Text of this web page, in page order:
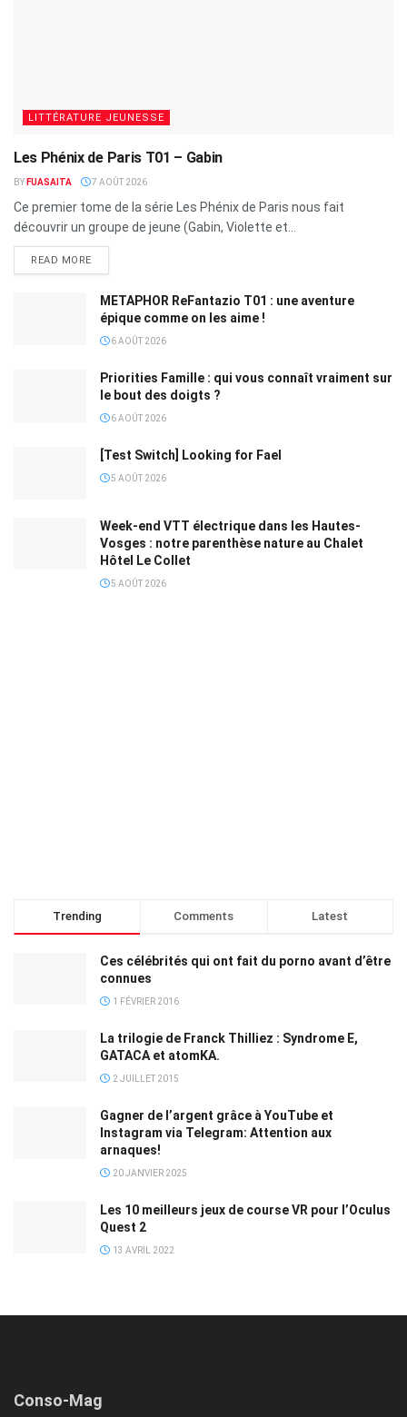
LITTÉRATURE JEUNESSE
Les Phénix de Paris T01 – Gabin
BY FUASAITA 7 AOÛT 2026
Ce premier tome de la série Les Phénix de Paris nous fait
découvrir un groupe de jeune (Gabin, Violette et...
READ MORE
METAPHOR ReFantazio T01 : une aventure
épique comme on les aime !
6 AOÛT 2026
Priorities Famille : qui vous connaît vraiment sur
le bout des doigts ?
6 AOÛT 2026
[Test Switch] Looking for Fael
5 AOÛT 2026
Week-end VTT électrique dans les Hautes-
Vosges : notre parenthèse nature au Chalet
Hôtel Le Collet
5 AOÛT 2026
Trending Comments Latest
Ces célébrités qui ont fait du porno avant d’être
connues
1 FÉVRIER 2016
La trilogie de Franck Thilliez : Syndrome E,
GATACA et atomKA.
2 JUILLET 2015
Gagner de l’argent grâce à YouTube et
Instagram via Telegram: Attention aux
arnaques!
20 JANVIER 2025
Les 10 meilleurs jeux de course VR pour l’Oculus
Quest 2
13 AVRIL 2022
Conso-Mag